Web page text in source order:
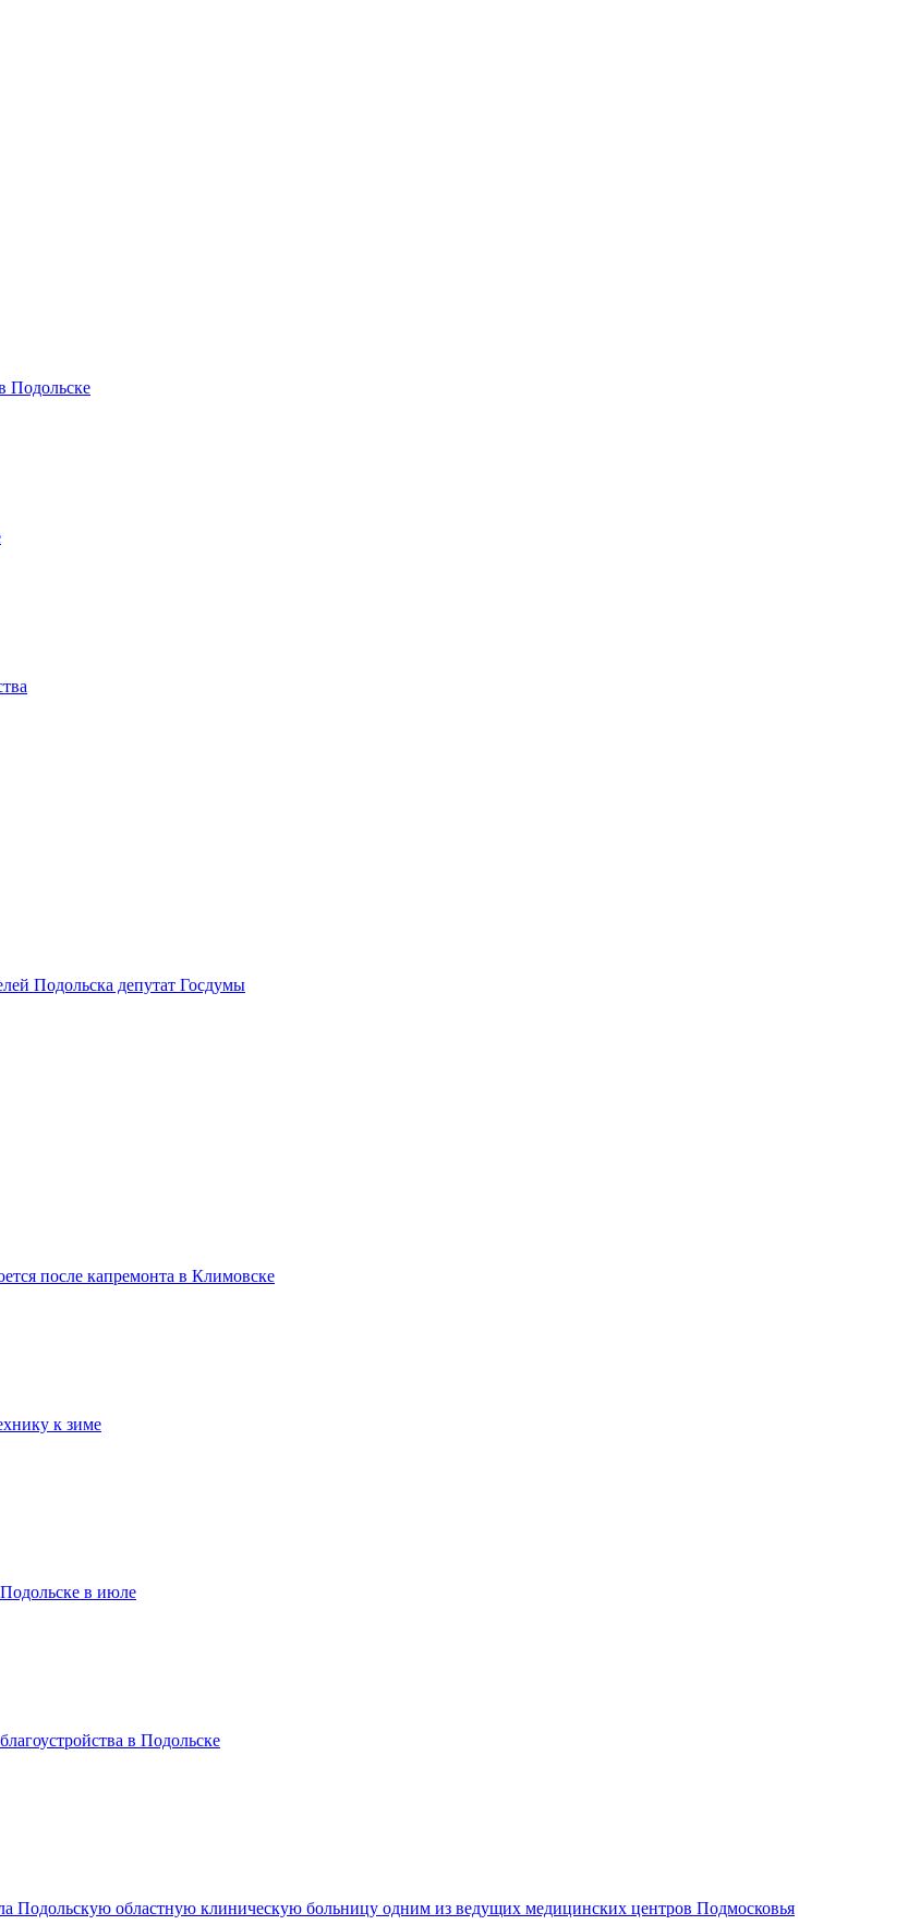
Подольске
Подольска депутат Госдумы
после капремонта в Климовске
к зиме
в июле
в Подольске
Подольскую областную клиническую больницу одним из ведущих медицинских центров Подмосковья